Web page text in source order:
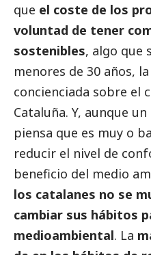
que el coste de los
voluntad de tener
sostenibles, algo que
menores de 30 años,
concienciada sobre el
Cataluña. Y, aunque
piensa que es muy o
reducir el nivel de
beneficio del medio
los catalanes no se
cambiar sus hábitos
medioambiental. La